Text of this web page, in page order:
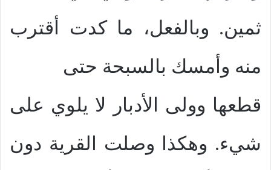
ثمين. وبالفعل، ما كدت أقترب
منه وأمسك بالسبحة حتى
قطعها وولى الأدبار لا يلوي على
شيء. وهكذا وصلت القرية دون